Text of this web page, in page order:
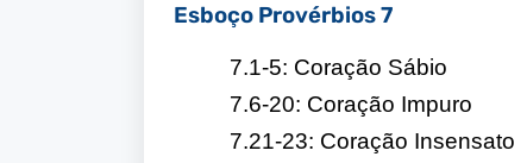
Esboço Provérbios 7
7.1-5: Coração Sábio
7.6-20: Coração Impuro
7.21-23: Coração Insensato